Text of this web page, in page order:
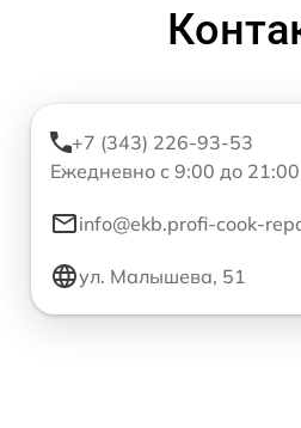
+7 (343) 226-93-53
Ежедневно с 9:00 до 21:00
info@ekb.profi-cook-
ул. Малышева, 51